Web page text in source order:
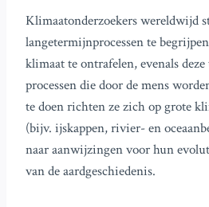
Klimaatonderzoekers wereldwijd
langetermijnprocessen te
klimaat te ontrafelen, evenals
processen die door de mens
te doen richten ze zich op grote
(bijv. ijskappen, rivier- en
naar aanwijzingen voor hun
van de aardgeschiedenis.